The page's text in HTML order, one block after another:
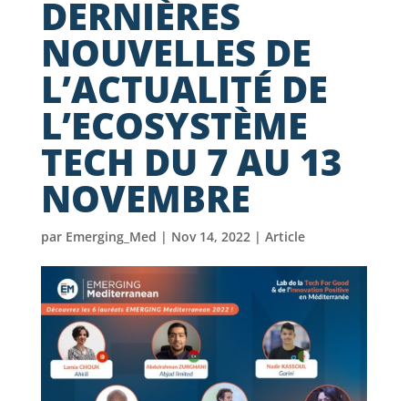
DERNIÈRES
NOUVELLES DE
L’ACTUALITÉ DE
L’ECOSYSTÈME
TECH DU 7 AU 13
NOVEMBRE
par Emerging_Med | Nov 14, 2022| Article